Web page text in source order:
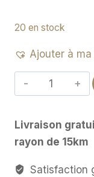
20 en stock
Ajouter à
quantité
de
encens
Livraison
rayon de 15km
Satisfaction